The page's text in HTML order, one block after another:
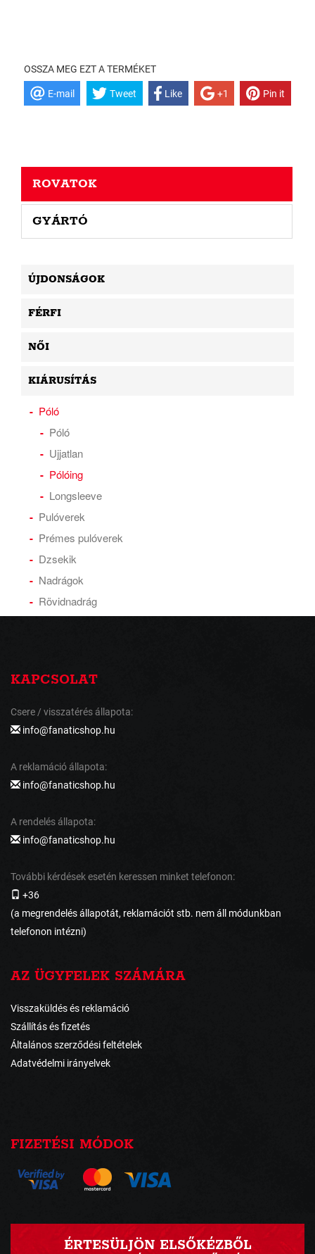
OSSZA MEG EZT A TERMÉKET
E-mail Tweet Like +1 Pin it
ROVATOK
GYÁRTÓ
ÚJDONSÁGOK
FÉRFI
NŐI
KIÁRUSÍTÁS
Póló
Póló
Ujjatlan
Pólóing
Longsleeve
Pulóverek
Prémes pulóverek
Dzsekik
Nadrágok
Rövidnadrág
KAPCSOLAT
Csere / visszatérés állapota:
info@fanaticshop.hu
A reklamáció állapota:
info@fanaticshop.hu
A rendelés állapota:
info@fanaticshop.hu
További kérdések esetén keressen minket telefonon:
+36
(a megrendelés állapotát, reklamációt stb. nem áll módunkban
telefonon intézni)
AZ ÜGYFELEK SZÁMÁRA
Visszaküldés és reklamáció
Szállítás és fizetés
Általános szerződési feltételek
Adatvédelmi irányelvek
FIZETÉSI MÓDOK
ÉRTESÜLJÖN ELSŐKÉZBŐL